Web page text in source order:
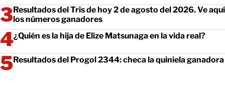
Resultados del Tris de hoy 2 de agosto del 2026. Ve aquí
los números ganadores
¿Quién es la hija de Elize Matsunaga en la vida real?
Resultados del Progol 2344: checa la quiniela ganadora